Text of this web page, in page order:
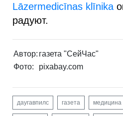
Lāzermedicīnas klīnika
радуют.
Автор: газета "СейЧас"
Фото:
pixabay.com
даугавпилс газета медицина